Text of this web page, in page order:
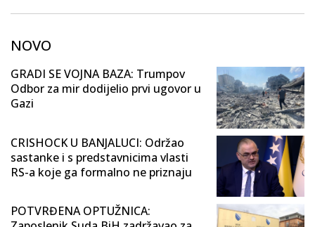
NOVO
GRADI SE VOJNA BAZA: Trumpov
Odbor za mir dodijelio prvi ugovor u
Gazi
CRISHOCK U BANJALUCI: Održao
sastanke i s predstavnicima vlasti
RS-a koje ga formalno ne priznaju
POTVRĐENA OPTUŽNICA: